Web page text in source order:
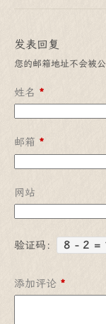
发表回复
您的邮箱地址不会被公
姓名 *
邮箱 *
网站
验证码： 8 - 2 =
添加评论 *